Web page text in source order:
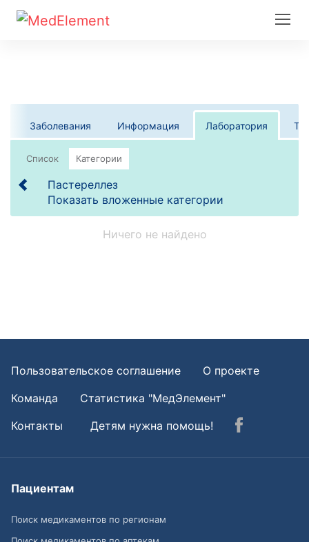
Заболевания Информация Лаборатория
Список Категории
Пастереллез
Показать вложенные категории
Ничего не найдено
Пользовательское соглашение
О проекте
Команда
Статистика "МедЭлемент"
Контакты
Детям нужна помощь!
Пациентам
Поиск медикаментов по регионам